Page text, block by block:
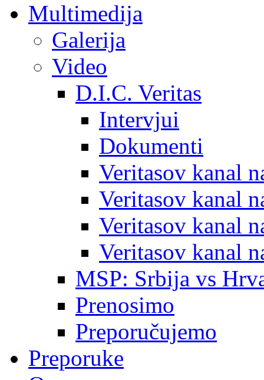
Multimedija
Galerija
Video
D.I.C. Veritas
Intervjui
Dokumenti
Veritasov kanal
Veritasov kanal
Veritasov kanal
Veritasov kanal
MSP: Srbija vs
Prenosimo
Preporučujemo
Preporuke